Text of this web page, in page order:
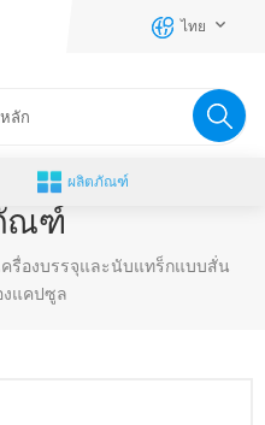
ไทย
ผลิตภัณฑ์
ณฑ์
ครื่องบรรจุและนับแทร็กแบบสั่น
งแคปซูล